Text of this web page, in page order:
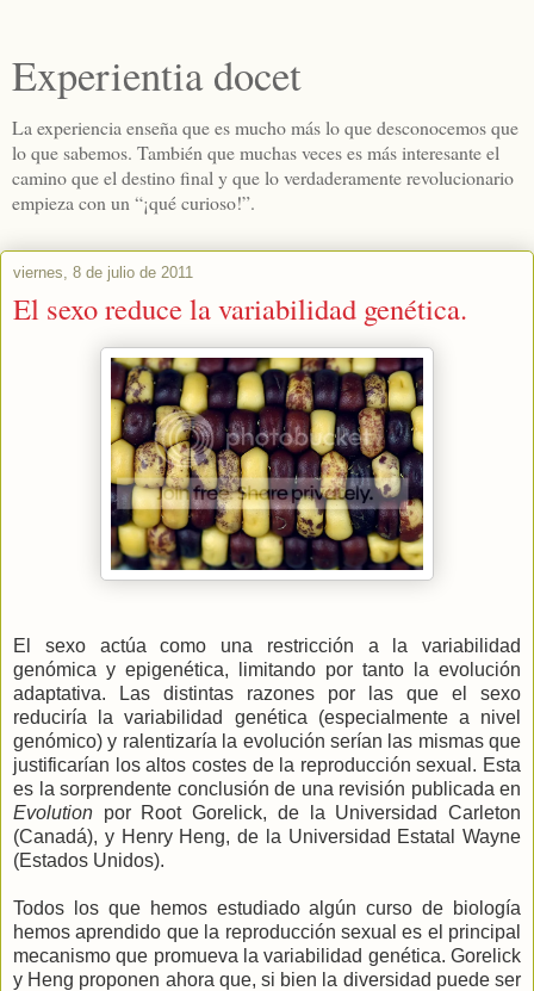
Experientia docet
La experiencia enseña que es mucho más lo que desconocemos que
lo que sabemos. También que muchas veces es más interesante el
camino que el destino final y que lo verdaderamente revolucionario
empieza con un “¡qué curioso!”.
viernes, 8 de julio de 2011
El sexo reduce la variabilidad genética.
El sexo actúa como una restricción a la variabilidad
genómica y epigenética, limitando por tanto la evolución
adaptativa. Las distintas razones por las que el sexo
reduciría la variabilidad genética (especialmente a nivel
genómico) y ralentizaría la evolución serían las mismas que
justificarían los altos costes de la reproducción sexual. Esta
es la sorprendente conclusión de una revisión publicada en
Evolution por Root Gorelick, de la Universidad Carleton
(Canadá), y Henry Heng, de la Universidad Estatal Wayne
(Estados Unidos).
Todos los que hemos estudiado algún curso de biología
hemos aprendido que la reproducción sexual es el principal
mecanismo que promueva la variabilidad genética. Gorelick
y Heng proponen ahora que, si bien la diversidad puede ser